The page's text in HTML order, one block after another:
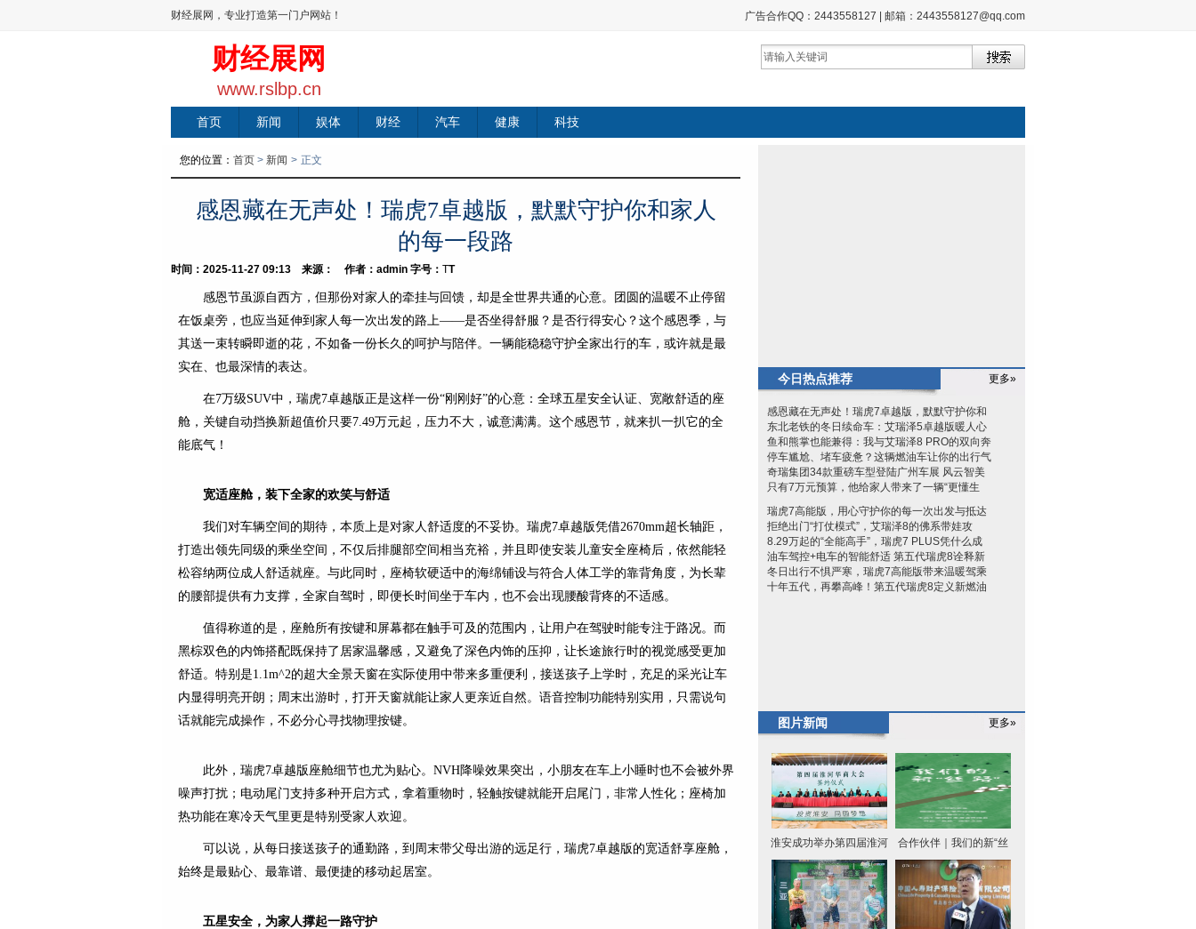
财经展网，专业打造第一门户网站！ 广告合作QQ：2443558127 | 邮箱：2443558127@qq.com
财经展网
www.rslbp.cn
首页 新闻 娱体 财经 汽车 健康 科技
您的位置： 首页 > 新闻 > 正文
感恩藏在无声处！瑞虎7卓越版，默默守护你和家人
的每一段路
时间：2025-11-27 09:13 来源： 作者：admin 字号： TT
感恩节虽源自西方，但那份对家人的牵挂与回馈，却是全世界共通的心意。团圆的温暖不止停留
在饭桌旁，也应当延伸到家人每一次出发的路上——是否坐得舒服？是否行得安心？这个感恩季，与
其送一束转瞬即逝的花，不如备一份长久的呵护与陪伴。一辆能稳稳守护全家出行的车，或许就是最
实在、也最深情的表达。
在7万级SUV中，瑞虎7卓越版正是这样一份“刚刚好”的心意：全球五星安全认证、宽敞舒适的座
舱，关键自动挡换新超值价只要7.49万元起，压力不大，诚意满满。这个感恩节，就来扒一扒它的全
能底气！
宽适座舱，装下全家的欢笑与舒适
我们对车辆空间的期待，本质上是对家人舒适度的不妥协。瑞虎7卓越版凭借2670mm超长轴距，
打造出领先同级的乘坐空间，不仅后排腿部空间相当充裕，并且即使安装儿童安全座椅后，依然能轻
松容纳两位成人舒适就座。与此同时，座椅软硬适中的海绵铺设与符合人体工学的靠背角度，为长辈
的腰部提供有力支撑，全家自驾时，即便长时间坐于车内，也不会出现腰酸背疼的不适感。
值得称道的是，座舱所有按键和屏幕都在触手可及的范围内，让用户在驾驶时能专注于路况。而
黑棕双色的内饰搭配既保持了居家温馨感，又避免了深色内饰的压抑，让长途旅行时的视觉感受更加
舒适。特别是1.1m^2的超大全景天窗在实际使用中带来多重便利，接送孩子上学时，充足的采光让车
内显得明亮开朗；周末出游时，打开天窗就能让家人更亲近自然。语音控制功能特别实用，只需说句
话就能完成操作，不必分心寻找物理按键。
此外，瑞虎7卓越版座舱细节也尤为贴心。NVH降噪效果突出，小朋友在车上小睡时也不会被外界
噪声打扰；电动尾门支持多种开启方式，拿着重物时，轻触按键就能开启尾门，非常人性化；座椅加
热功能在寒冷天气里更是特别受家人欢迎。
可以说，从每日接送孩子的通勤路，到周末带父母出游的远足行，瑞虎7卓越版的宽适舒享座舱，
始终是最贴心、最靠谱、最便捷的移动起居室。
五星安全，为家人撑起一路守护
今日热点推荐 更多»
感恩藏在无声处！瑞虎7卓越版，默默守护你和
东北老铁的冬日续命车：艾瑞泽5卓越版暖人心
鱼和熊掌也能兼得：我与艾瑞泽8 PRO的双向奔
停车尴尬、堵车疲惫？这辆燃油车让你的出行气
奇瑞集团34款重磅车型登陆广州车展 风云智美
只有7万元预算，他给家人带来了一辆“更懂生
瑞虎7高能版，用心守护你的每一次出发与抵达
拒绝出门“打仗模式”，艾瑞泽8的佛系带娃攻
8.29万起的“全能高手”，瑞虎7 PLUS凭什么成
油车驾控+电车的智能舒适 第五代瑞虎8诠释新
冬日出行不惧严寒，瑞虎7高能版带来温暖驾乘
十年五代，再攀高峰！第五代瑞虎8定义新燃油
图片新闻 更多»
淮安成功举办第四届淮河
华商大
合作伙伴｜我们的新“丝
路”